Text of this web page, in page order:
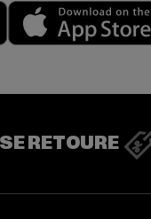
Play market
RETOURE